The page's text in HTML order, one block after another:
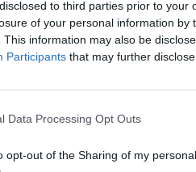
to third parties prior to
of your personal information by
This information may also be
Participants that may further
Data Processing Opt Outs
opt-out of the Sharing of my personal
o nagradi v dogovorjenem roku
za plačilo dohodnine v
ki zagotovi nagrado.
predložiti naslednje osebne
telefonsko številko.
podatkov, izgubi pravico
o načinu prevzema
steklena embalaža,